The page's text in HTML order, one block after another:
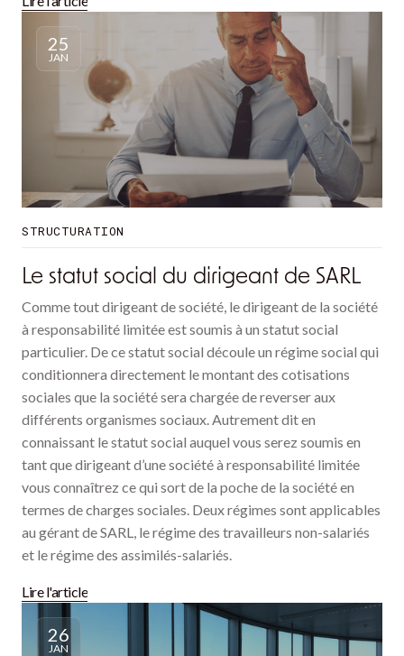
25
JAN
STRUCTURATION
Le statut social du dirigeant de SARL
Comme tout dirigeant de société, le dirigeant de la société
à responsabilité limitée est soumis à un statut social
particulier. De ce statut social découle un régime social qui
conditionnera directement le montant des cotisations
sociales que la société sera chargée de reverser aux
différents organismes sociaux. Autrement dit en
connaissant le statut social auquel vous serez soumis en
tant que dirigeant d’une société à responsabilité limitée
vous connaîtrez ce qui sort de la poche de la société en
termes de charges sociales. Deux régimes sont applicables
au gérant de SARL, le régime des travailleurs non-salariés
et le régime des assimilés-salariés.
Lire l'article
26
JAN